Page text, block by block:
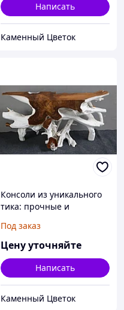
Написать
Каменный Цветок
Консоли из уникального
тика: прочные и
которые привносят
изысканность и
природную красоту в
пространство
Под заказ
Цену уточняйте
Написать
Каменный Цветок